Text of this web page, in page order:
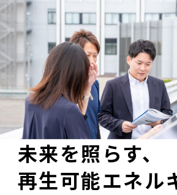
未来を照らす、
再生可能エネル